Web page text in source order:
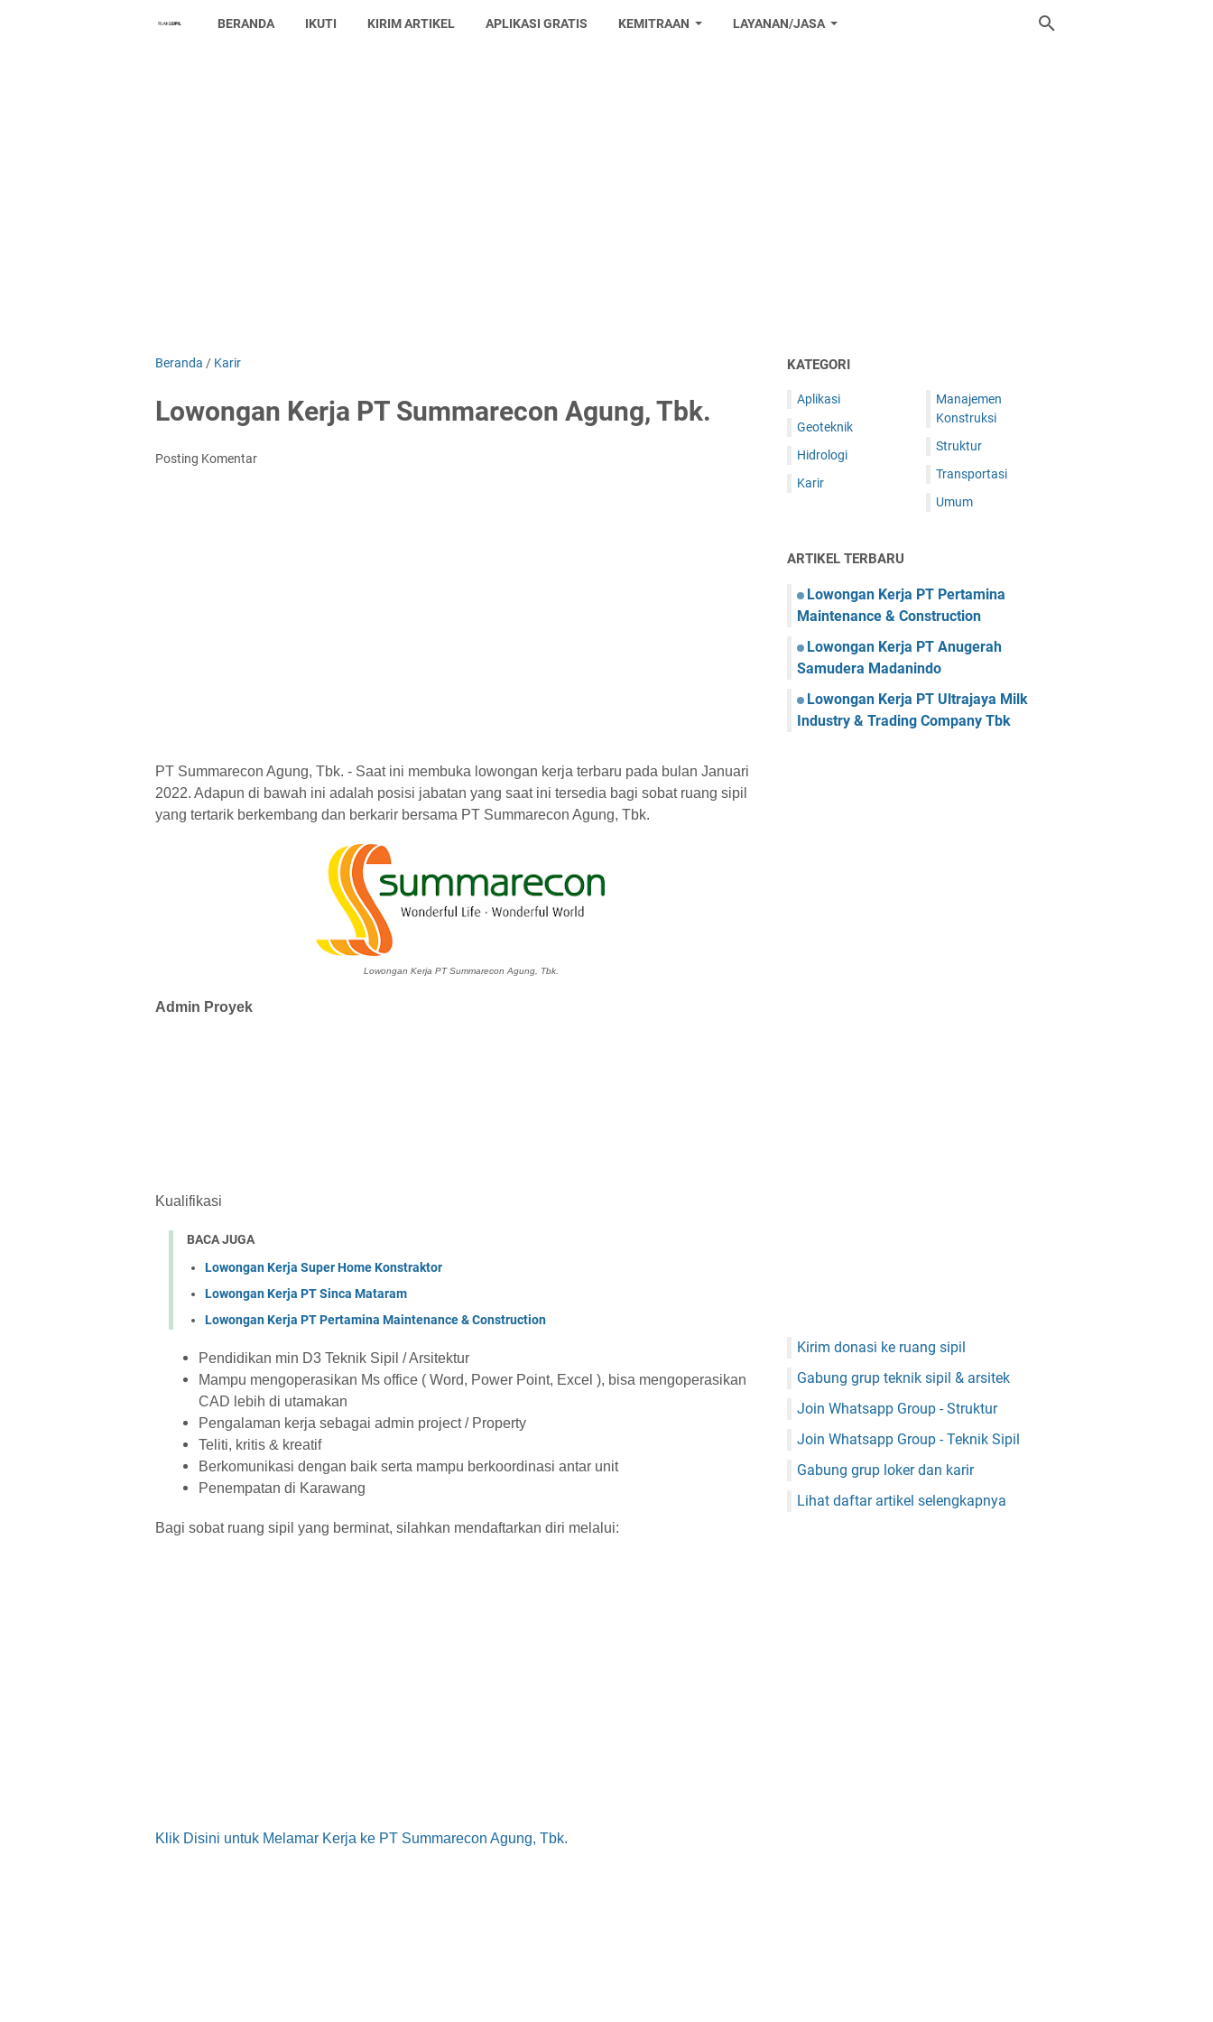
BERANDA IKUTI KIRIM ARTIKEL APLIKASI GRATIS KEMITRAAN LAYANAN/JASA
Beranda / Karir
Lowongan Kerja PT Summarecon Agung, Tbk.
Posting Komentar
PT Summarecon Agung, Tbk. - Saat ini membuka lowongan kerja terbaru pada bulan Januari
2022. Adapun di bawah ini adalah posisi jabatan yang saat ini tersedia bagi sobat ruang sipil
yang tertarik berkembang dan berkarir bersama PT Summarecon Agung, Tbk.
Lowongan Kerja PT Summarecon Agung, Tbk.
Admin Proyek
Kualifikasi
BACA JUGA
Lowongan Kerja Super Home Konstraktor
Lowongan Kerja PT Sinca Mataram
Lowongan Kerja PT Pertamina Maintenance & Construction
Pendidikan min D3 Teknik Sipil / Arsitektur
Mampu mengoperasikan Ms office ( Word, Power Point, Excel ), bisa mengoperasikan
CAD lebih di utamakan
Pengalaman kerja sebagai admin project / Property
Teliti, kritis & kreatif
Berkomunikasi dengan baik serta mampu berkoordinasi antar unit
Penempatan di Karawang
Bagi sobat ruang sipil yang berminat, silahkan mendaftarkan diri melalui:
Klik Disini untuk Melamar Kerja ke PT Summarecon Agung, Tbk.
KATEGORI
Aplikasi
Geoteknik
Hidrologi
Karir
Manajemen
Konstruksi
Struktur
Transportasi
Umum
ARTIKEL TERBARU
Lowongan Kerja PT Pertamina
Maintenance & Construction
Lowongan Kerja PT Anugerah
Samudera Madanindo
Lowongan Kerja PT Ultrajaya Milk
Industry & Trading Company Tbk
Kirim donasi ke ruang sipil
Gabung grup teknik sipil & arsitek
Join Whatsapp Group - Struktur
Join Whatsapp Group - Teknik Sipil
Gabung grup loker dan karir
Lihat daftar artikel selengkapnya